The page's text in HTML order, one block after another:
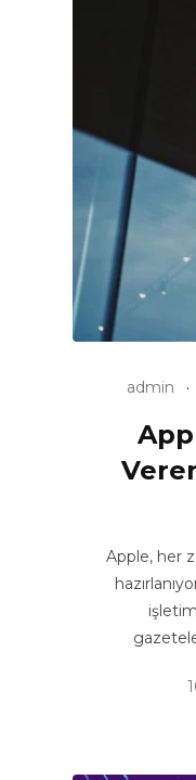
admin
Apple, her